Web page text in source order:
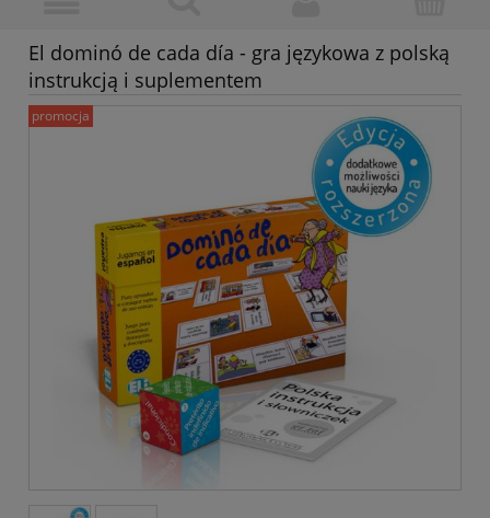
El dominó de cada día - gra językowa z polską
instrukcją i suplementem
promocja